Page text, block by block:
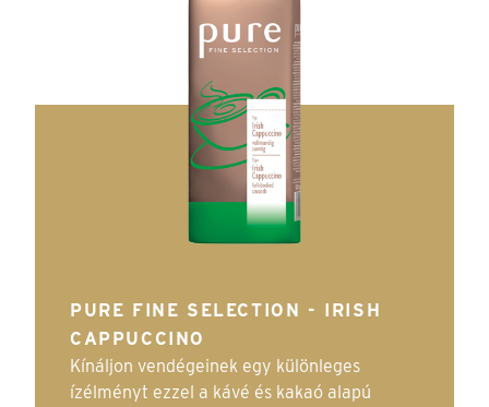
PURE FINE SELECTION - IRISH
CAPPUCCINO
Kínáljon vendégeinek egy különleges
ízélményt ezzel a kávé és kakaó alapú